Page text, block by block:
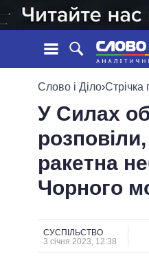
СТРІЧКА
ПОДІЇ
СТАТТІ
ОГЛЯДИ
ДАЙДЖЕСТИ
ПРЕЗИДЕНТ І ОФІС
ВЕРХОВНА РАДА
КАБІНЕТ МІНІСТРІВ
Слово і Діло›Стрічка
У Силах
ракетна
Чорного
СУСПІЛЬСТВО
3 січня 2023, 12:38